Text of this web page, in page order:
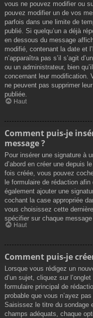
vous ne pouvez modifier ou
pouvez modifier un de vos
parfois dans une limite de
publié. Si quelqu’un a déjà
en dessous du message
modifié, contenant la date et
n’apparaîtra pas s’il s’agit
ou un administrateur, bien
concernant leur modification.
ne peuvent pas supprimer
publiée.
Haut
Comment puis-je
message ?
Pour insérer une signature à
d’abord en créer une depuis
fois créée, vous pouvez
le formulaire de rédaction afin
également ajouter une
cochant la case appropriée
vous choisissez cette
spécifier sur chaque
Haut
Comment puis-je
Lorsque vous rédigez un
d’un sujet, cliquez sur
formulaire principal de
probable que vous n’ayez
Saisissez le titre du sondage
champs adéquats, chaque